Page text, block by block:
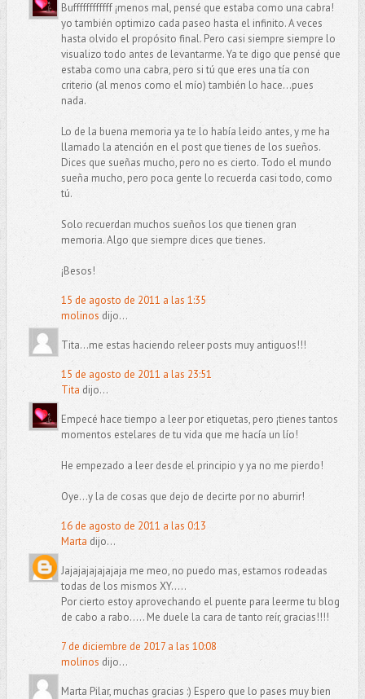
Buffffffffffff ¡menos mal, pensé que estaba como una cabra!
yo también optimizo cada paseo hasta el infinito. A veces
hasta olvido el propósito final. Pero casi siempre siempre lo
visualizo todo antes de levantarme. Ya te digo que pensé que
estaba como una cabra, pero si tú que eres una tía con
criterio (al menos como el mío) también lo hace...pues
nada.
Lo de la buena memoria ya te lo había leido antes, y me ha
llamado la atención en el post que tienes de los sueños.
Dices que sueñas mucho, pero no es cierto. Todo el mundo
sueña mucho, pero poca gente lo recuerda casi todo, como
tú.
Solo recuerdan muchos sueños los que tienen gran
memoria. Algo que siempre dices que tienes.
¡Besos!
15 de agosto de 2011 a las 1:35
molinos dijo...
Tita...me estas haciendo releer posts muy antiguos!!!
15 de agosto de 2011 a las 23:51
Tita dijo...
Empecé hace tiempo a leer por etiquetas, pero ¡tienes tantos
momentos estelares de tu vida que me hacía un lío!
He empezado a leer desde el principio y ya no me pierdo!
Oye...y la de cosas que dejo de decirte por no aburrir!
16 de agosto de 2011 a las 0:13
Marta dijo...
Jajajajajajajaja me meo, no puedo mas, estamos rodeadas
todas de los mismos XY.....
Por cierto estoy aprovechando el puente para leerme tu blog
de cabo a rabo..... Me duele la cara de tanto reír, gracias!!!!
7 de diciembre de 2017 a las 10:08
molinos dijo...
Marta Pilar, muchas gracias :) Espero que lo pases muy bien